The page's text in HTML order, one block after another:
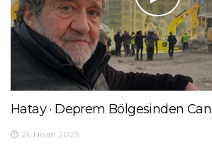
Hatay · Deprem Bölgesinden
26 Nisan 2023